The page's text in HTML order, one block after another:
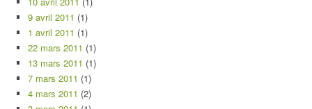
9 avril 2011 (1)
1 avril 2011 (1)
22 mars 2011 (1)
13 mars 2011 (1)
7 mars 2011 (1)
4 mars 2011 (2)